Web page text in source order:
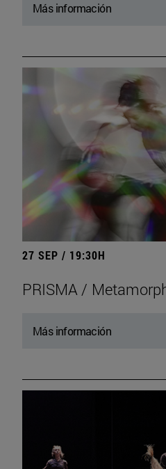
Más información
27 SEP / 19:30H
PRISMA /
Más información